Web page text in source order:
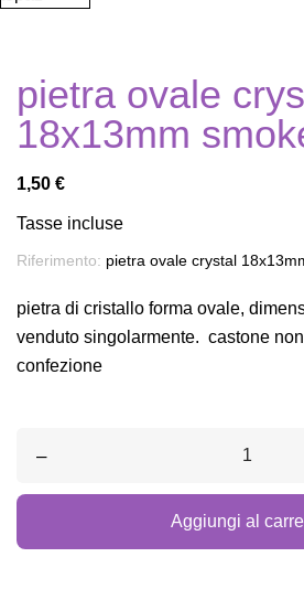
pietra ovale
18x13mm
1,50 €
Tasse incluse
Riferimento: pietra ovale crystal
pietra di cristallo forma ovale,
venduto singolarmente. castone
confezione
–
Aggiungi al